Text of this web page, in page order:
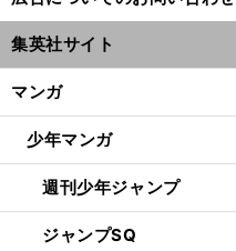
集英社サイト
マンガ
少年マンガ
週刊少年ジャンプ
ジャンプSQ